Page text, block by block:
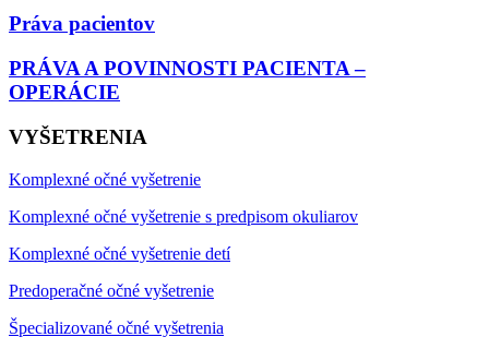
Práva pacientov
PRÁVA A POVINNOSTI PACIENTA –
OPERÁCIE
VYŠETRENIA
Komplexné očné vyšetrenie
Komplexné očné vyšetrenie s predpisom okuliarov
Komplexné očné vyšetrenie detí
Predoperačné očné vyšetrenie
Špecializované očné vyšetrenia